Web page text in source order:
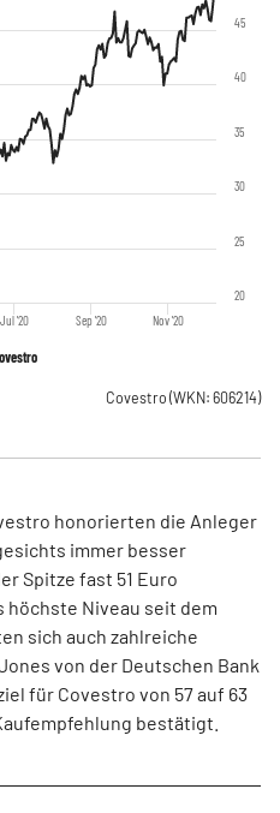
Jul '20 Sep '20 Nov '20
20
25
30
35
40
45
Covestro (WKN: 606214)
honorierten die Anleger
immer besser
Spitze fast 51 Euro
höchste Niveau seit dem
sich auch zahlreiche
von der Deutschen Bank
für Covestro von 57 auf 63
bestätigt.